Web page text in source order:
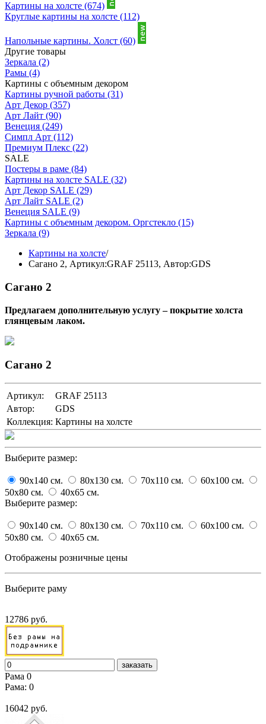
Картины на холсте (674)
Круглые картины на холсте (112)
Напольные картины. Холст (60)
Другие товары
Зеркала (2)
Рамы (4)
Картины с объемным декором
Картины ручной работы (31)
Арт Декор (357)
Арт Лайт (90)
Венеция (249)
Симпл Арт (112)
Премиум Плекс (22)
SALE
Постеры в раме (84)
Картины на холсте SALE (32)
Арт Декор SALE (29)
Арт Лайт SALE (2)
Венеция SALE (9)
Картины с объемным декором. Оргстекло (15)
Зеркала (9)
Картины на холсте/
Сагано 2, Артикул:GRAF 25113, Автор:GDS
Сагано 2
Предлагаем дополнительную услугу – покрытие холста
глянцевым лаком.
Сагано 2
Артикул:
GRAF 25113
Автор:
GDS
Коллекция: Картины на холсте
Выберите размер:
90x140 cм. 80x130 cм. 70x110 cм. 60x100 cм.
50x80 cм. 40x65 cм.
Выберите размер:
90x140 cм. 80x130 cм. 70x110 cм. 60x100 cм.
50x80 cм. 40x65 cм.
Отображены розничные цены
Выберите раму
12786 руб.
заказать
Рама 0
Рама: 0
16042 руб.